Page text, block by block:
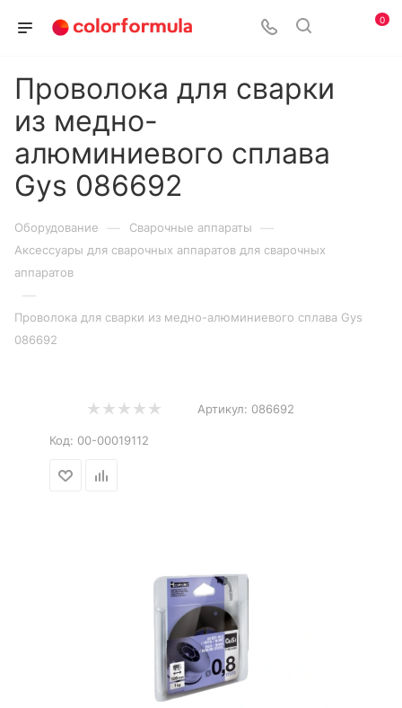
0
Проволока для сварки
из медно-
алюминиевого сплава
Gys 086692
Оборудование — Сварочные аппараты —
Аксессуары для сварочных аппаратов для сварочных
аппаратов
—
Проволока для сварки из медно-алюминиевого сплава Gys
086692
Артикул: 086692
Код: 00-00019112